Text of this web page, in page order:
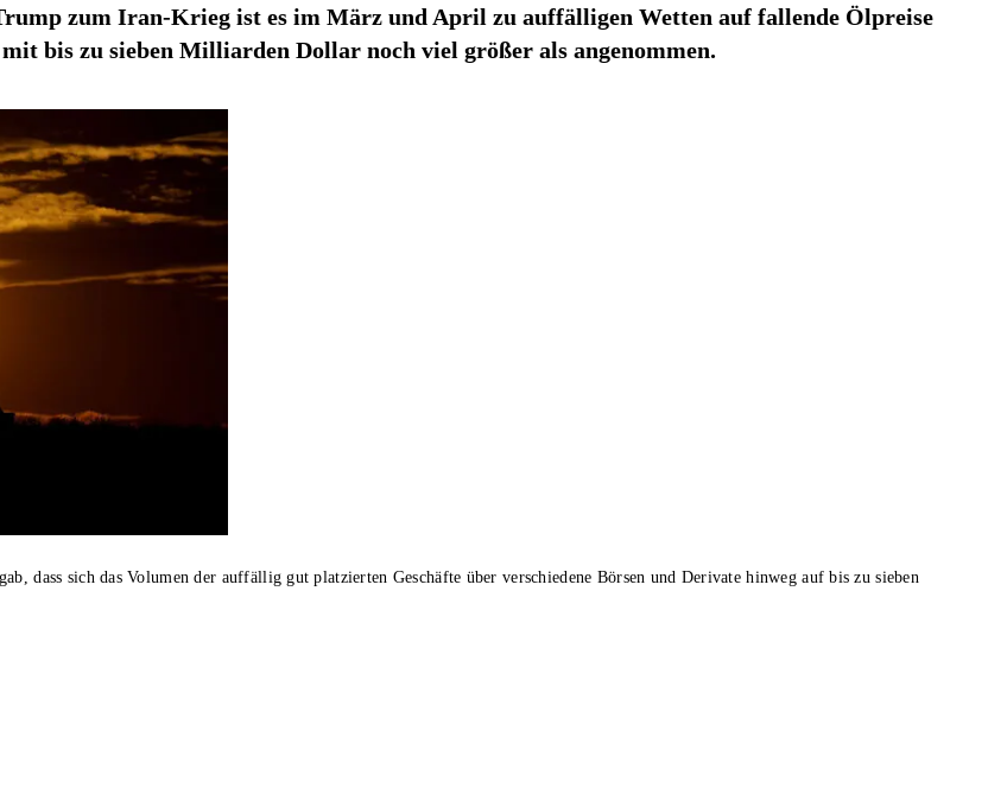
zum Iran-Krieg ist es im März und April zu auffälligen Wetten auf fallende Ölpreise
bis zu sieben Milliarden Dollar noch viel größer als angenommen.
dass sich das Volumen der auffällig gut platzierten Geschäfte über verschiedene Börsen und Derivate hinweg auf bis zu sieben